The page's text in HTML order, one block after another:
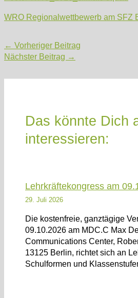
WRO Regionalwettbewerb am SFZ
Post
navigation
← Vorheriger Beitrag
Nächster Beitrag →
Das könnte Dich
interessieren:
Lehrkräftekongress am
29. Juli 2026
Die kostenfreie, ganztägige
09.10.2026 am MDC.C Max
Communications Center,
13125 Berlin, richtet sich an
Schulformen und